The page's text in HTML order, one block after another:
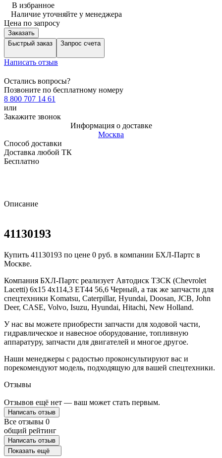
В избранное
Наличие уточняйте у менеджера
Цена по запросу
Заказать
Быстрый заказ
Запрос счета
Написать отзыв
Остались вопросы?
Позвоните по бесплатному номеру
8 800 707 14 61
или
Закажите звонок
Информация о доставке
Москва
Способ доставки
Доставка любой ТК
Бесплатно
Описание
41130193
Купить 41130193 по цене 0 руб. в компании БХЛ-Партс в
Москве.
Компания БХЛ-Партс реализует Автодиск ТЗСК (Chevrolet
Lacetti) 6х15 4х114,3 ЕТ44 56,6 Черный, а так же запчасти для
спецтехники Komatsu, Caterpillar, Hyundai, Doosan, JCB, John
Deer, CASE, Volvo, Isuzu, Hyundai, Hitachi, New Holland.
У нас вы можете приобрести запчасти для ходовой части,
гидравлическое и навесное оборудование, топливную
аппаратуру, запчасти для двигателей и многое другое.
Наши менеджеры с радостью проконсультируют вас и
порекомендуют модель, подходящую для вашей спецтехники.
Отзывы
Отзывов ещё нет — ваш может стать первым.
Написать отзыв
Все отзывы 0
общий рейтинг
Написать отзыв
Показать ещё